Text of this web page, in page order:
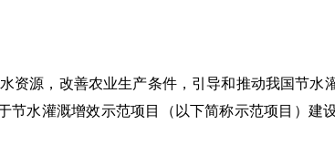
资源，改善农业生产条件，引导和推动我国节水
节水灌溉增效示范项目（以下简称示范项目）建